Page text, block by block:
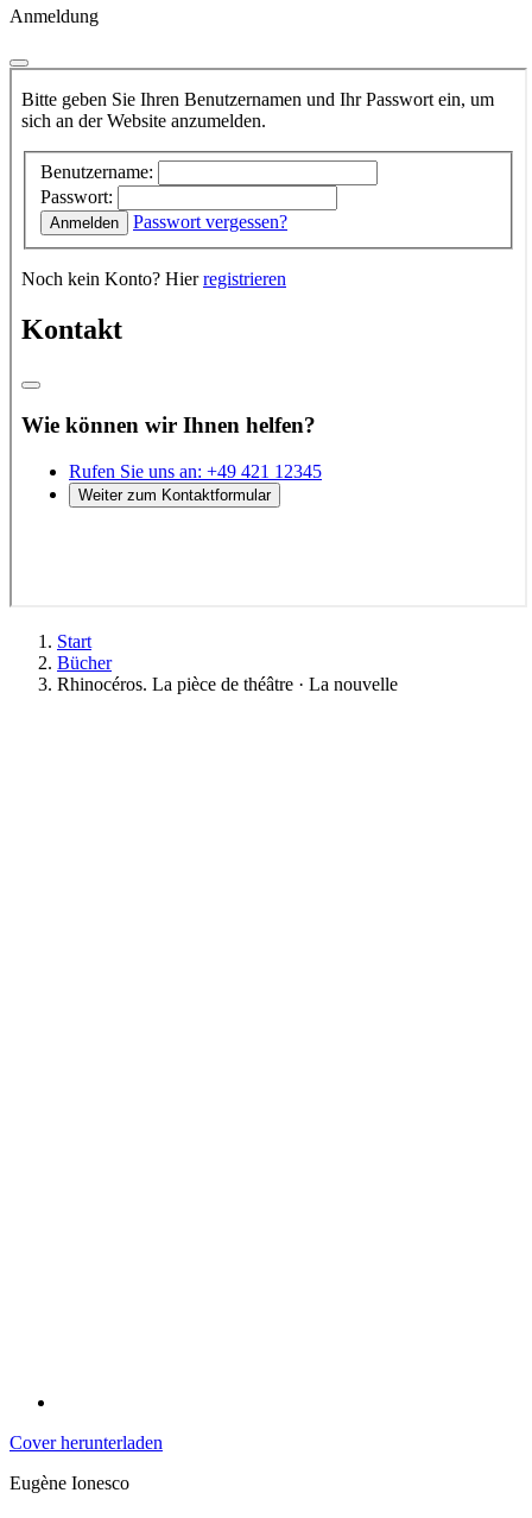
Anmeldung
Start
Bücher
Rhinocéros. La pièce de théâtre · La nouvelle
Cover herunterladen
Eugène Ionesco